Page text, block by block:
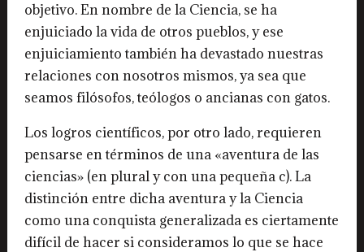
objetivo. En nombre de la Ciencia, se ha
enjuiciado la vida de otros pueblos, y ese
enjuiciamiento también ha devastado nuestras
relaciones con nosotros mismos, ya sea que
seamos filósofos, teólogos o ancianas con gatos.
Los logros científicos, por otro lado, requieren
pensarse en términos de una «aventura de las
ciencias» (en plural y con una pequeña c). La
distinción entre dicha aventura y la Ciencia
como una conquista generalizada es ciertamente
difícil de hacer si consideramos lo que se hace